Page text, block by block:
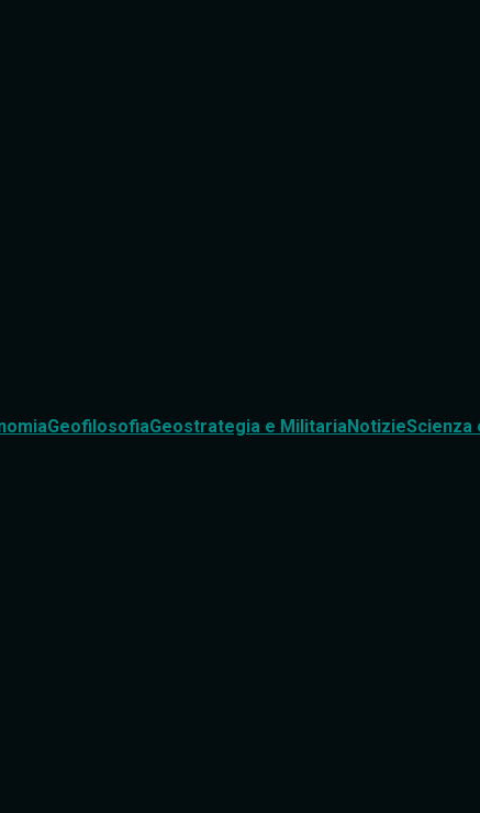
GeofilosofiaGeostrategia e MilitariaNotizieScienza